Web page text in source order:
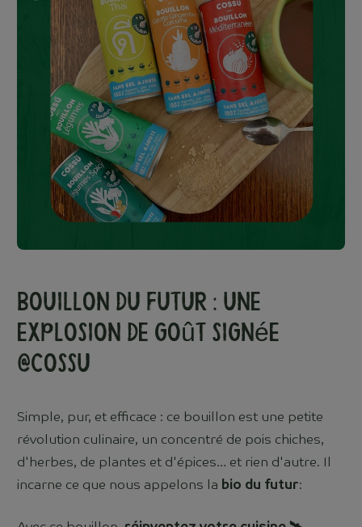
Bouillon du Futur : Une
Explosion de Goût Signée
@Cossu
Simple, pur, et efficace : ce bouillon est une petite
révolution culinaire, un concentré de pois chiches,
d'herbes, de plantes et d'épices… et rien d'autre. Il
incarne ce que nous appelons la bio du futur: